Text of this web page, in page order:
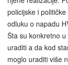
policijske i
odluku o napadu
Šta su konkretno
uraditi a da kod
moglo uraditi više